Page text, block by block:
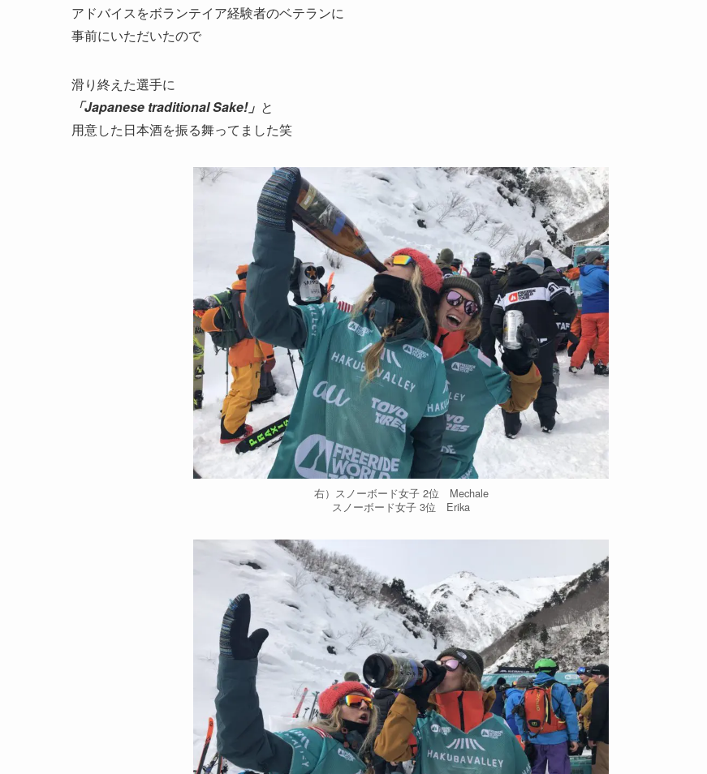
アドバイスをボランテイア経験者のベテランに
事前にいただいたので
滑り終えた選手に
「Japanese traditional Sake!」 と
用意した日本酒を振る舞ってました笑
右）スノーボード女子 2位 Mechale
スノーボード女子 3位 Erika